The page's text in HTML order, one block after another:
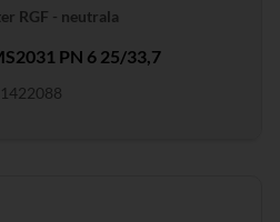
RGF - neutrala
PN 6 25/33,7
1422088